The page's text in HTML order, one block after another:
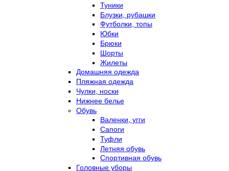
Туники
Блузки, рубашки
Футболки, топы
Юбки
Брюки
Шорты
Жилеты
Домашняя одежда
Пляжная одежда
Чулки, носки
Нижнее белье
Обувь
Валенки, угги
Сапоги
Туфли
Летняя обувь
Спортивная обувь
Головные уборы